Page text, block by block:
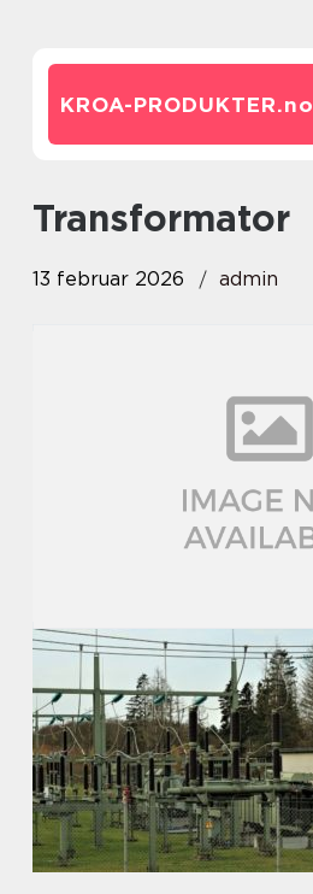
KROA-PRODUKTER.no
transformator
13 februar 2026 admin